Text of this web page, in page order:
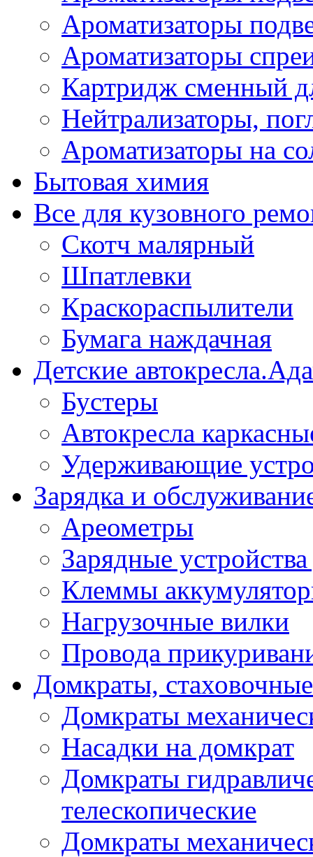
Ароматизаторы
Ароматизаторы
Картридж сменный
Нейтрализаторы,
Ароматизаторы на
Бытовая химия
Все для кузовного
Скотч малярный
Шпатлевки
Краскораспылители
Бумага наждачная
Детские
Бустеры
Автокресла
Удерживающие
Зарядка и
Ареометры
Зарядные
Клеммы
Нагрузочные вилки
Провода
Домкраты,
Домкраты
Насадки на домкрат
Домкраты
телескопические
Домкраты